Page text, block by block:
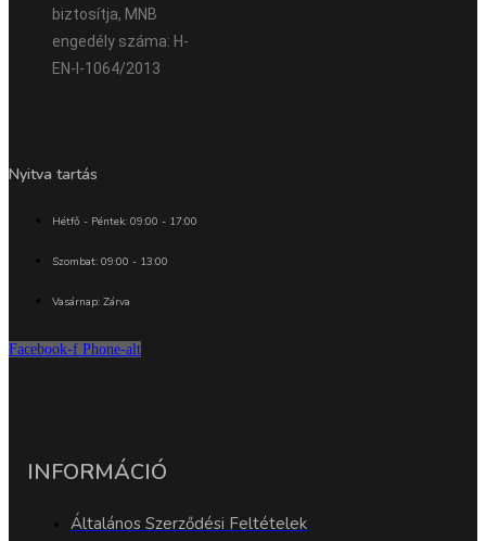
biztosítja, MNB
engedély száma: H-
EN-I-1064/2013
Nyitva tartás
Hétfő - Péntek: 09:00 - 17:00
Szombat: 09:00 - 13:00
Vasárnap: Zárva
Facebook-f Phone-alt
INFORMÁCIÓ
Általános Szerződési Feltételek